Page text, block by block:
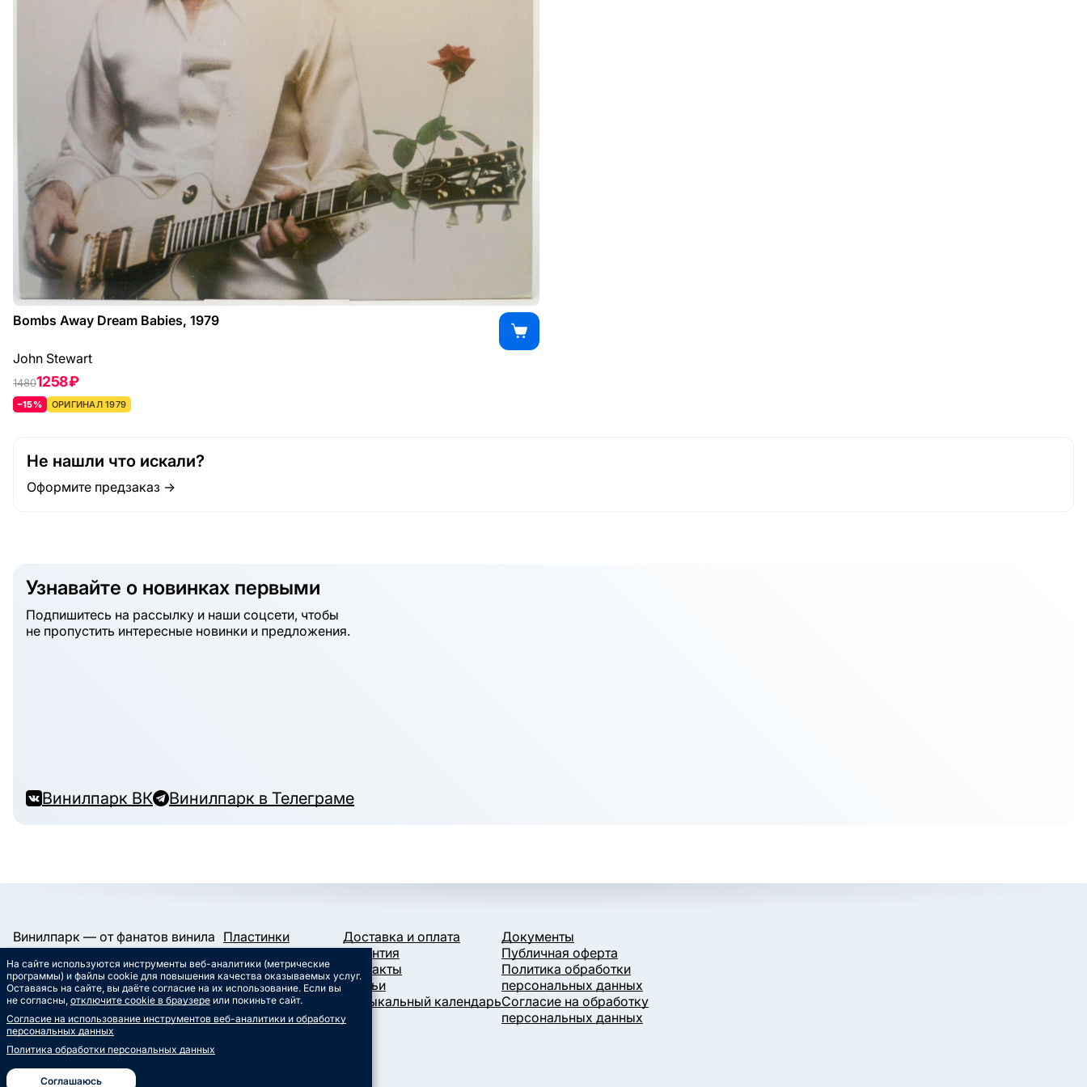
Bombs Away Dream Babies, 1979
John Stewart
14801258 ₽
–15% ОРИГИНАЛ 1979
Не нашли что искали?
Оформите предзаказ →
Узнавайте о новинках первыми
Подпишитесь на рассылку и наши соцсети, чтобы
не пропустить интересные новинки и предложения.
Винилпарк ВК Винилпарк в Телеграме
Винилпарк — от фанатов винила
и для фанатов винила.
Работаем с 2019 года.
info@vinylpark.ru
8 800 301-64-48
Звонок бесплатный
ВК Телеграм
Пластинки
Конверты и пакеты
Слипматы
Сертификаты
Сувениры
Доставка и оплата
Гарантия
Контакты
Статьи
Музыкальный календарь
Документы
Публичная оферта
Политика обработки
персональных данных
Согласие на обработку
персональных данных
На сайте используются инструменты веб-аналитики (метрические
программы) и файлы cookie для повышения качества оказываемых услуг.
Оставаясь на сайте, вы даёте согласие на их использование. Если вы
не согласны, отключите cookie в браузере или покиньте сайт.
Согласие на использование инструментов веб-аналитики и обработку
персональных данных
Политика обработки персональных данных
Соглашаюсь